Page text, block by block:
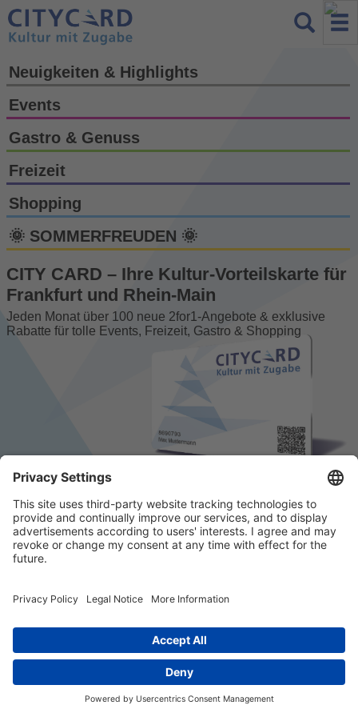
Neuigkeiten & Highlights
Events
Gastro & Genuss
Freizeit
Shopping
🌞 SOMMERFREUDEN 🌞
CITY CARD – Ihre Kultur-Vorteils­karte für
Frankfurt und Rhein-Main
Jeden Monat über 100 neue 2for1-Angebote & exklusive
Rabatte für tolle Events, Freizeit, Gastro & Shopping